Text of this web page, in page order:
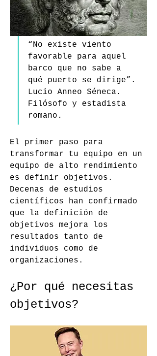
“No existe viento
favorable para aquel
barco que no sabe a
qué puerto se dirige”.
Lucio Anneo Séneca.
Filósofo y estadista
romano.
El primer paso para
transformar tu equipo en un
equipo de alto rendimiento
es definir objetivos.
Decenas de estudios
científicos han confirmado
que la definición de
objetivos mejora los
resultados tanto de
individuos como de
organizaciones.
¿Por qué necesitas
objetivos?